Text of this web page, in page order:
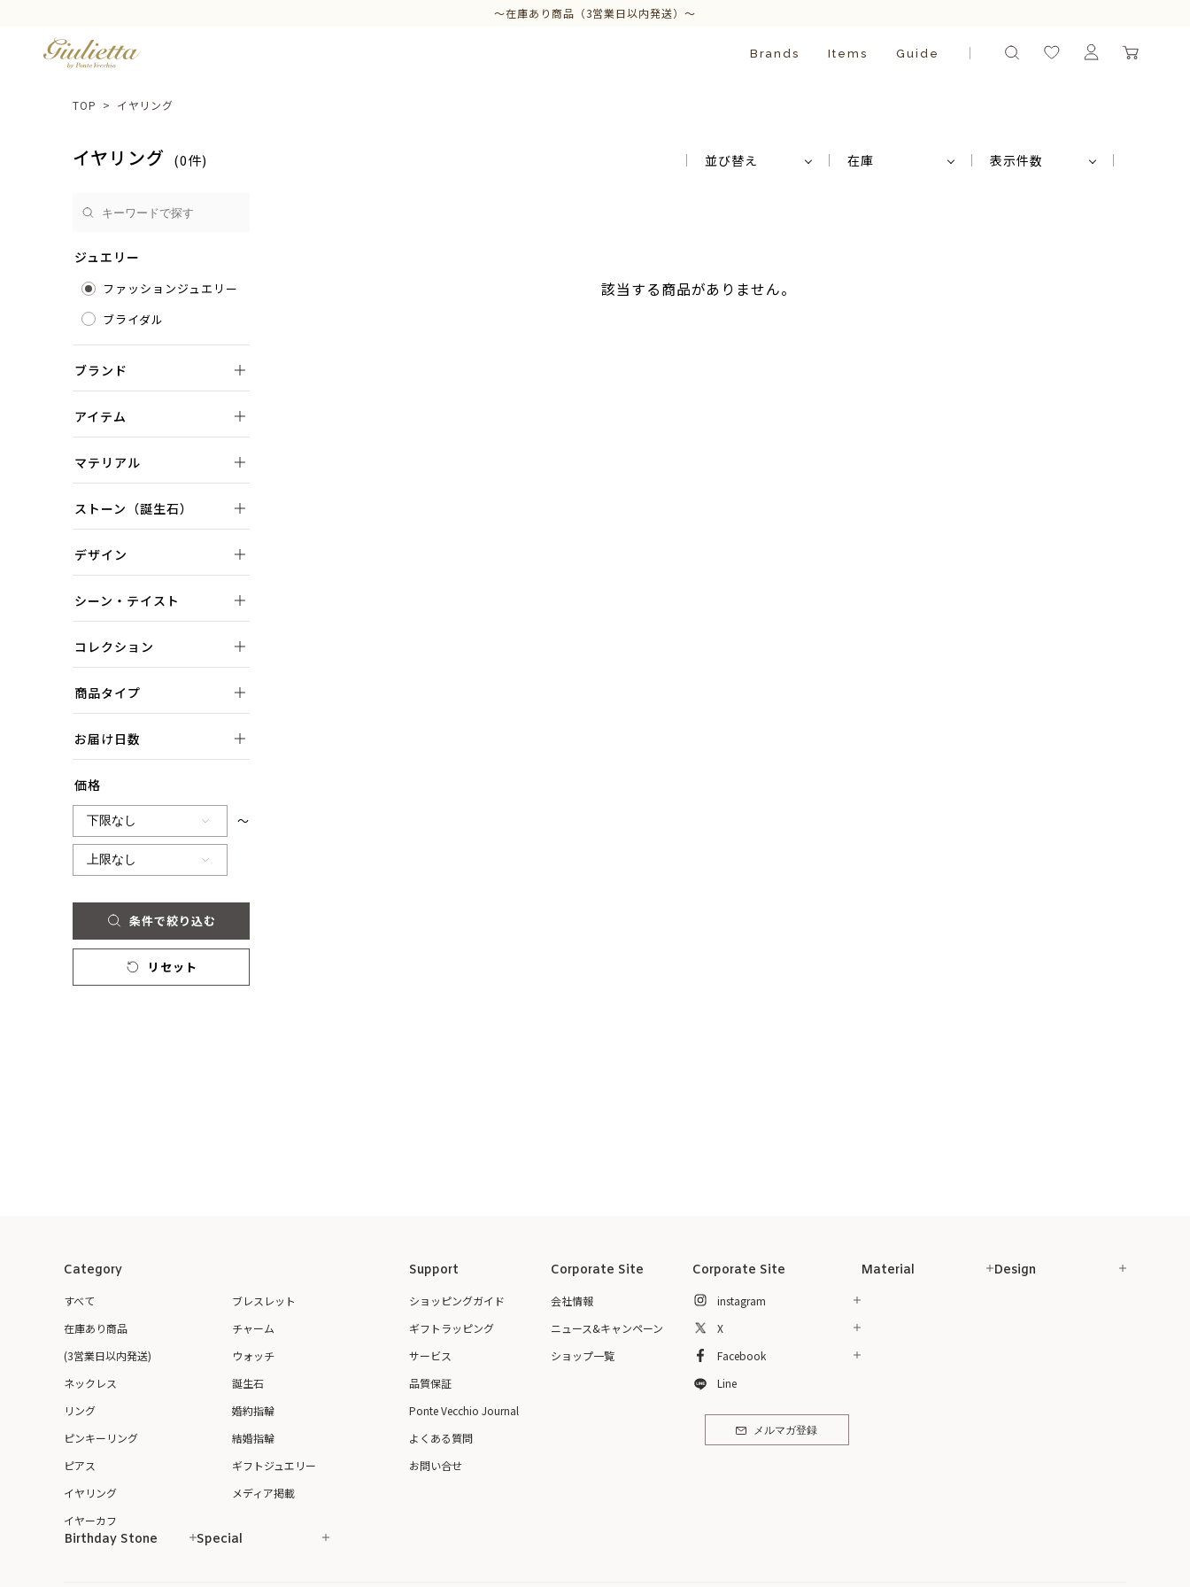
～在庫あり商品（3営業日以内発送）～
Brands Items Guide
TOP > イヤリング
イヤリング (0件) 並び替え 在庫 表示件数
ジュエリー
ファッションジュエリー
ブライダル
ブランド
アイテム
マテリアル
ストーン（誕生石）
デザイン
シーン・テイスト
コレクション
商品タイプ
お届け日数
価格
～
条件で絞り込む
リセット
該当する商品がありません。
Category
すべて
在庫あり商品
(3営業日以内発送)
ネックレス
リング
ピンキーリング
ピアス
イヤリング
イヤーカフ
ブレスレット
チャーム
ウォッチ
誕生石
婚約指輪
結婚指輪
ギフトジュエリー
メディア掲載
Support
ショッピングガイド
ギフトラッピング
サービス
品質保証
Ponte Vecchio Journal
よくある質問
お問い合せ
Corporate Site
会社情報
ニュース&キャンペーン
ショップ一覧
Corporate Site
instagram
X
Facebook
Line
メルマガ登録
Material Design
Birthday Stone Special